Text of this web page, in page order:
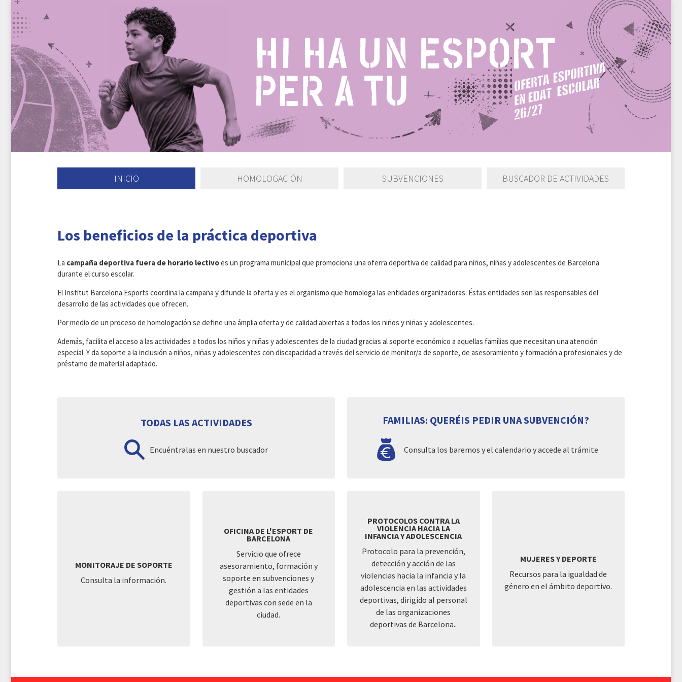
INICIO HOMOLOGACIÓN SUBVENCIONES BUSCADOR DE ACTIVIDADES
Los beneficios de la práctica deportiva
La campaña deportiva fuera de horario lectivoes un programa municipal que promociona una oferra deportiva de calidad para niños, niñas y adolescentes de Barcelona
durante el curso escolar.
El Institut Barcelona Esports coordina la campaña y difunde la oferta y es el organismo que homologa las entidades organizadoras. Éstas entidades son las responsables del
desarrollo de las actividades que ofrecen.
Por medio de un proceso de homologación se define una ámplia oferta y de calidad abiertas a todos los niños y niñas y adolescentes.
Además, facilita el acceso a las actividades a todos los niños y niñas y adolescentes de la ciudad gracias al soporte económico a aquellas famílias que necesitan una atención
especial. Y da soporte a la inclusión a niños, niñas y adolescentes con discapacidad a través del servicio de monitor/a de soporte, de asesoramiento y formación a profesionales y de
préstamo de material adaptado.
TODAS LAS ACTIVIDADES
Encuéntralas en nuestro buscador
FAMILIAS: QUERÉIS PEDIR UNA SUBVENCIÓN?
Consulta los baremos y el calendario y accede al trámite
MONITORAJE DE SOPORTE
Consulta la información.
OFICINA DE L'ESPORT DE
BARCELONA
Servicio que ofrece
asesoramiento, formación y
soporte en subvenciones y
gestión a las entidades
deportivas con sede en la
ciudad.
PROTOCOLOS CONTRA LA
VIOLENCIA HACIA LA
INFANCIA Y ADOLESCENCIA
Protocolo para la prevención,
detección y acción de las
violencias hacia la infancia y la
adolescencia en las actividades
deportivas, dirigido al personal
de las organizaciones
deportivas de Barcelona..
MUJERES Y DEPORTE
Recursos para la igualdad de
género en el ámbito deportivo.